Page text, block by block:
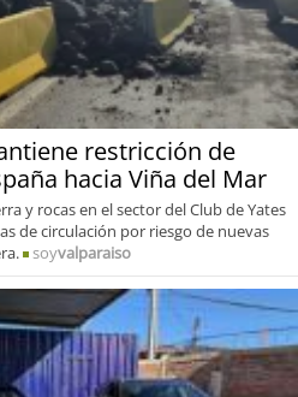
restricción de
hacia Viña del Mar
y rocas en el sector del Club de Yates
de circulación por riesgo de nuevas
soyvalparaiso